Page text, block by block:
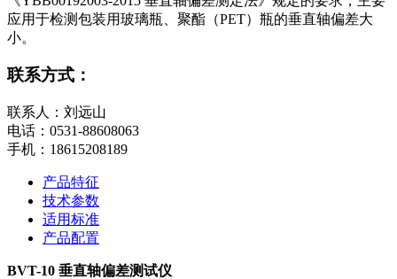
应用于检测包装用玻璃瓶、聚酯（PET）瓶的垂直轴偏差大
小。
联系方式：
联系人：刘远山
电话：0531-88608063
手机：18615208189
产品特征
技术参数
适用标准
产品配置
BVT-10 垂直轴偏差测试仪